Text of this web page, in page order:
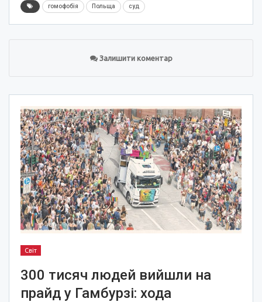
гомофобія Польща суд
Залишити коментар
Світ
300 тисяч людей вийшли на
прайд у Гамбурзі: хода